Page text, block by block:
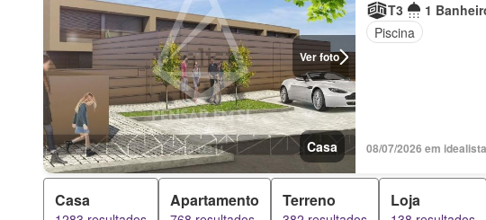
Ver foto
Casa
T3
1
Piscina
08/07/2026 em
Casa Apartamento Terreno Loja